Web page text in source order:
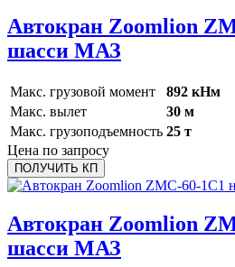
Автокран Zoomlion
шасси МАЗ
Макс. грузовой момент
892 кНм
Макс. вылет
30 м
Макс. грузоподъемность 25 т
Цена по запросу
ПОЛУЧИТЬ КП
Автокран Zoomlion
шасси МАЗ